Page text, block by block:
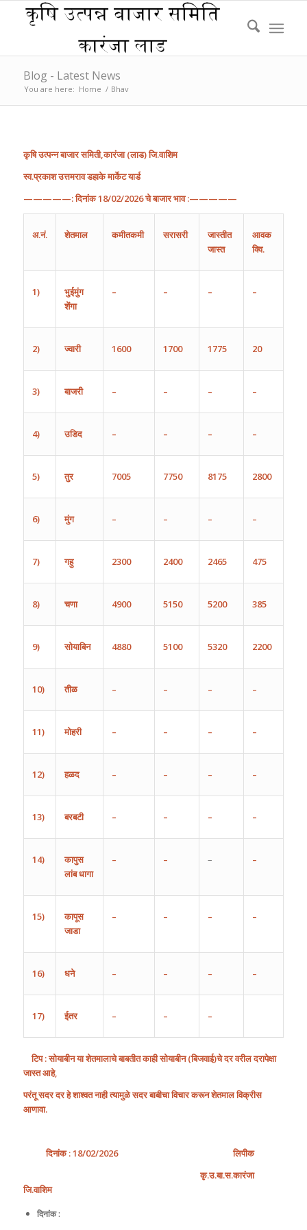
Blog - Latest News
You are here: Home / Bhav
कृषिउत्पन्नबाजारसमिती,कारंजा(लाड)जि.वाशिम
स्व.प्रकाश उत्तमराव डहाके मार्केट यार्ड
—————:दिनांक18/02/2026चेबाजारभाव:—————
अ.नं. शेतमाल कमीतकमी सरासरी
जास्तीत
जास्त
आवक
क्वि.
1)
भुईमुंग
शेंगा
– – – –
2) ज्वारी 1600 1700 1775 20
3) बाजरी – – – –
4) उडिद – – – –
5) तुर 7005 7750 8175 2800
6) मुंग – – – –
7) गहु 2300 2400 2465 475
8) चणा 4900 5150 5200 385
9) सोयाबिन 4880 5100 5320 2200
10) तीळ – – – –
11) मोहरी – – – –
12) हळद – – – –
13) बरबटी – – – –
14)
कापुस
लांबधागा
– – – –
15)
कापूस
जाडा
– – – –
16) धने – – – –
17) ईतर – – –
टिप: सोयाबीन या शेतमालाचे बाबतीत काही सोयाबीन(बिजवाई)चे दर वरील दरापेक्षा
जास्त आहे,
परंतू सदर दर हे शाश्वत नाही त्यामुळे सदर बाबीचा विचार करून शेतमाल विक्रीस
आणावा.
दिनांक: 18/02/2026
लिपीक
कृ.उ.बा.स.कारंजा
जि.वाशिम
दिनांक :